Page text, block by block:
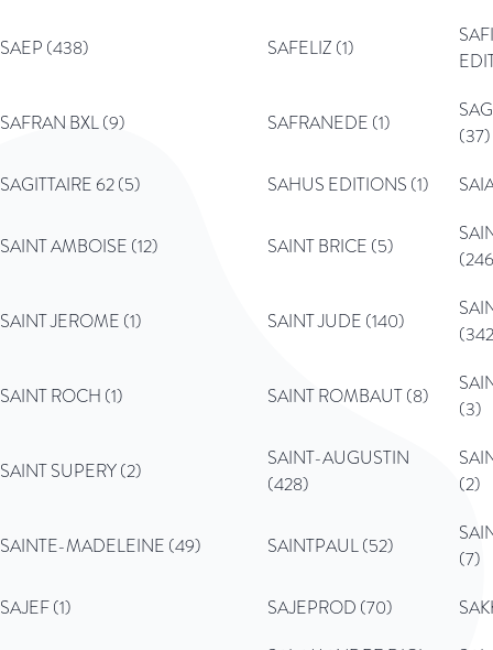
SAEP (438) SAFELIZ (1)
SAFRAN BXL (9) SAFRANEDE (1)
(37)
SAGITTAIRE 62 (5)
SAHUS EDITIONS (1)
SAINT AMBOISE (12) SAINT BRICE (5)
SAINT JEROME (1) SAINT JUDE (140)
SAINT ROCH (1) SAINT ROMBAUT (8)
(3)
SAINT SUPERY (2)
SAINT-AUGUSTIN
(428)
(2)
SAINTE-MADELEINE (49) SAINTPAUL (52)
(7)
SAJEF (1)
SAJEPROD (70)